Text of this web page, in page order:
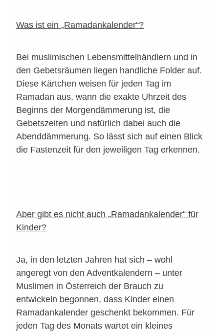
Was ist ein „Ramadankalender“?
Bei muslimischen Lebensmittelhändlern und in
den Gebetsräumen liegen handliche Folder auf.
Diese Kärtchen weisen für jeden Tag im
Ramadan aus, wann die exakte Uhrzeit des
Beginns der Morgendämmerung ist, die
Gebetszeiten und natürlich dabei auch die
Abenddämmerung. So lässt sich auf einen Blick
die Fastenzeit für den jeweiligen Tag erkennen.
Aber gibt es nicht auch „Ramadankalender“ für
Kinder?
Ja, in den letzten Jahren hat sich – wohl
angeregt von den Adventkalendern – unter
Muslimen in Österreich der Brauch zu
entwickeln begonnen, dass Kinder einen
Ramadankalender geschenkt bekommen. Für
jeden Tag des Monats wartet ein kleines